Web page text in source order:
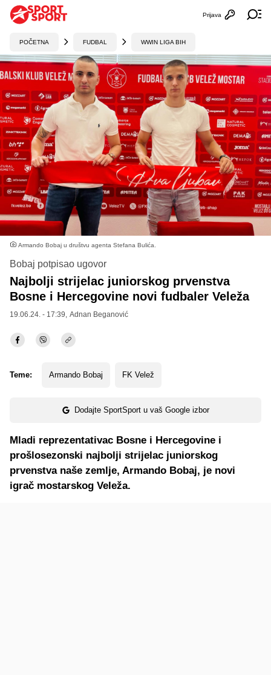
Otvori
Prijava
POČETNA FUDBAL WWIN LIGA BIH
Armando Bobaj u društvu agenta Stefana Bulića.
Bobaj potpisao ugovor
Najbolji strijelac juniorskog prvenstva
Bosne i Hercegovine novi fudbaler Veleža
19.06.24. - 17:39, Adnan Beganović
Teme: Armando Bobaj FK Velež
Dodajte SportSport u vaš Google izbor
Mladi reprezentativac Bosne i Hercegovine i
prošlosezonski najbolji strijelac juniorskog
prvenstva naše zemlje, Armando Bobaj, je novi
igrač mostarskog Veleža.